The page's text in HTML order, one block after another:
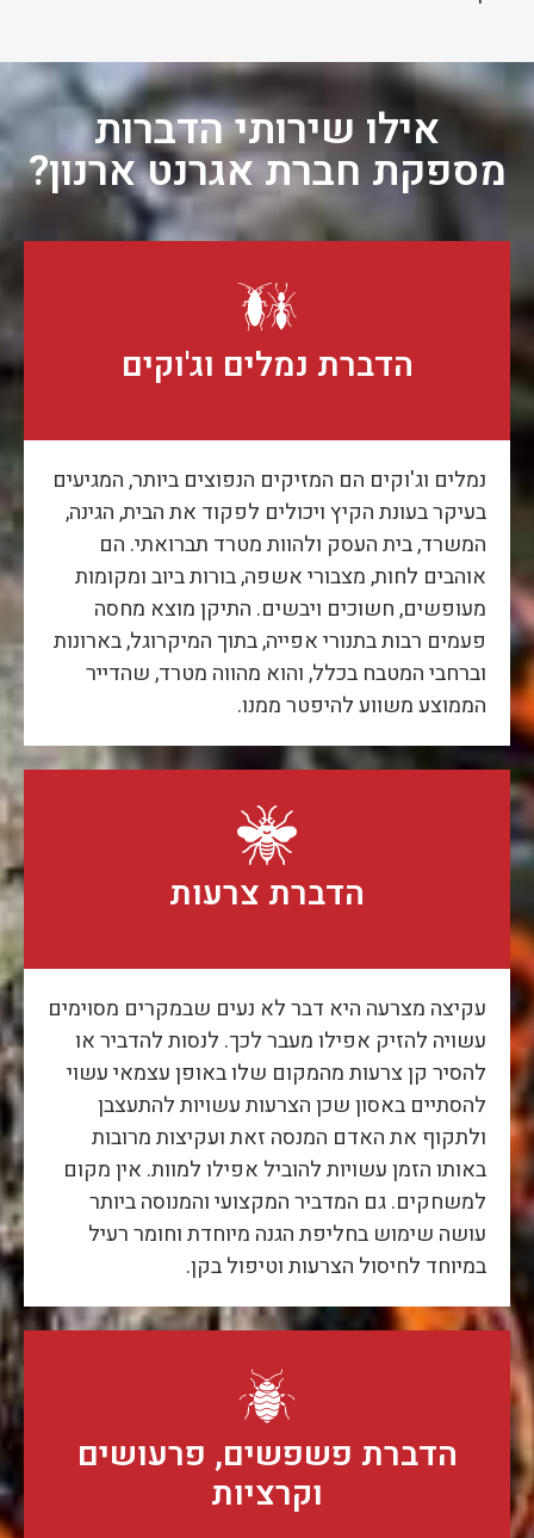
אילו שירותי הדברות
מספקת חברת אגרנט ארנון?
הדברת נמלים וג'וקים
נמלים וג'וקים הם המזיקים הנפוצים ביותר, המגיעים
בעיקר בעונת הקיץ ויכולים לפקוד את הבית, הגינה,
המשרד, בית העסק ולהוות מטרד תברואתי. הם
אוהבים לחות, מצבורי אשפה, בורות ביוב ומקומות
מעופשים, חשוכים ויבשים. התיקן מוצא מחסה
פעמים רבות בתנורי אפייה, בתוך המיקרוגל, בארונות
וברחבי המטבח בכלל, והוא מהווה מטרד, שהדייר
הממוצע משווע להיפטר ממנו.
הדברת צרעות
עקיצה מצרעה היא דבר לא נעים שבמקרים מסוימים
עשויה להזיק אפילו מעבר לכך. לנסות להדביר או
להסיר קן צרעות מהמקום שלו באופן עצמאי עשוי
להסתיים באסון שכן הצרעות עשויות להתעצבן
ולתקוף את האדם המנסה זאת ועקיצות מרובות
באותו הזמן עשויות להוביל אפילו למוות. אין מקום
למשחקים. גם המדביר המקצועי והמנוסה ביותר
עושה שימוש בחליפת הגנה מיוחדת וחומר רעיל
במיוחד לחיסול הצרעות וטיפול בקן.
הדברת פשפשים, פרעושים
וקרציות